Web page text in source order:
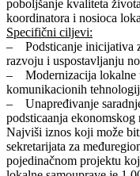
poboljšanje kvaliteta
koordinatora i nosioca
Specifični ciljevi:
– Podsticanje inicijativa
razvoju i uspostavljanju
– Modernizacija lokalne
komunikacionih
– Unapređivanje
podsticaanja ekonomskog
Najviši iznos koji može
sekretarijata za
pojedinačnom projektu